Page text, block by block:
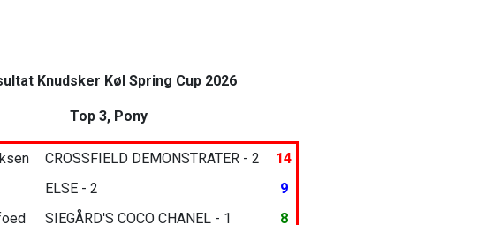
Knudsker Køl Spring Cup 2026
Top 3, Pony
CROSSFIELD DEMONSTRATER - 2
14
ELSE - 2
9
SIEGÅRD'S COCO CHANEL - 1 8